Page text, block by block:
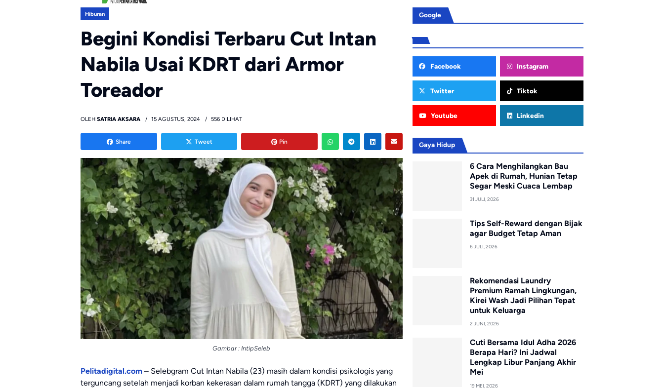
Hiburan
Begini Kondisi Terbaru Cut Intan
Nabila Usai KDRT dari Armor
Toreador
OLEH SATRIA AKSARA 15 AGUSTUS, 2024 556 DILIHAT
Share Tweet Pin
Gambar : IntipSeleb
Pelitadigital.com – Selebgram Cut Intan Nabila (23) masih dalam kondisi psikologis yang
terguncang setelah menjadi korban kekerasan dalam rumah tangga (KDRT) yang dilakukan
Google
Facebook Instagram
Twitter Tiktok
Youtube Linkedin
Gaya Hidup
6 Cara Menghilangkan Bau
Apek di Rumah, Hunian Tetap
Segar Meski Cuaca Lembap
31 JULI, 2026
Tips Self-Reward dengan Bijak
agar Budget Tetap Aman
6 JULI, 2026
Rekomendasi Laundry
Premium Ramah Lingkungan,
Kirei Wash Jadi Pilihan Tepat
untuk Keluarga
2 JUNI, 2026
Cuti Bersama Idul Adha 2026
Berapa Hari? Ini Jadwal
Lengkap Libur Panjang Akhir
Mei
19 MEI, 2026